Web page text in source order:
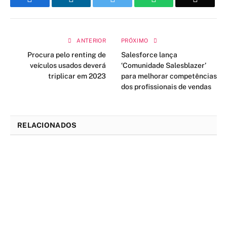
ANTERIOR
Procura pelo renting de
veículos usados deverá
triplicar em 2023
PRÓXIMO
Salesforce lança
‘Comunidade Salesblazer’
para melhorar competências
dos profissionais de vendas
RELACIONADOS